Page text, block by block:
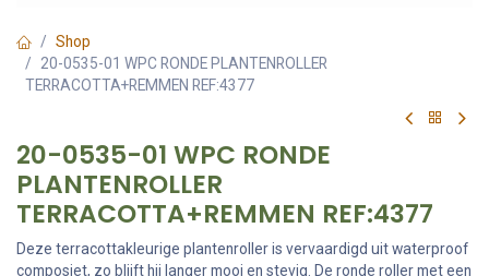
Shop
20-0535-01 WPC RONDE PLANTENROLLER
TERRACOTTA+REMMEN REF:4377
20-0535-01 WPC RONDE
PLANTENROLLER
TERRACOTTA+REMMEN REF:4377
Deze terracottakleurige plantenroller is vervaardigd uit waterproof
composiet, zo blijft hij langer mooi en stevig. De ronde roller met een